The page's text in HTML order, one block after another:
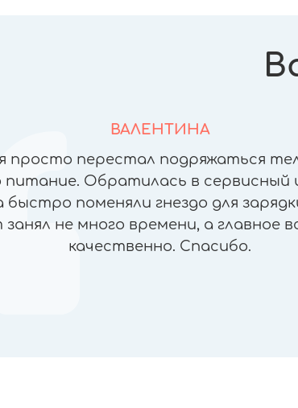
ВАЛЕНТИНА
просто перестал подряжаться
питание. Обратилась в сервисный
быстро поменяли гнездо для
не много времени, а главное
качественно. Спасибо.